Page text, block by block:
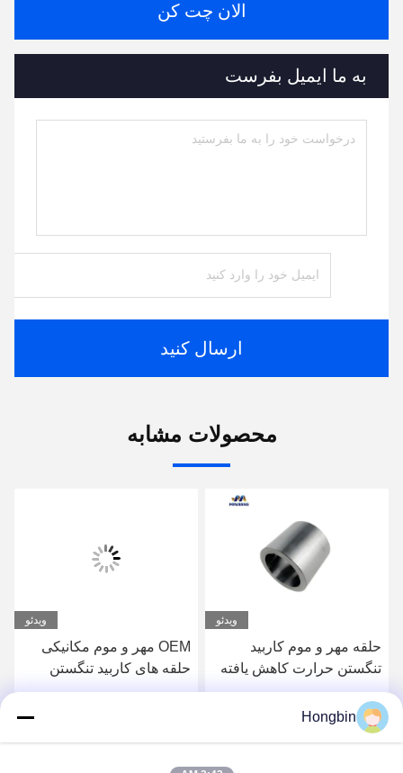
الان چت کن
به ما ایمیل بفرست
ارسال کنید
محصولات مشابه
ویدئو
حلقه مهر و موم کاربید
تنگستن حرارت کاهش یافته
غیر استاندارد با سطح صیقلی
ویدئو
OEM مهر و موم مکانیکی
حلقه های کاربید تنگستن
متخلخل YG8 پذیرفته شده
Hongbin